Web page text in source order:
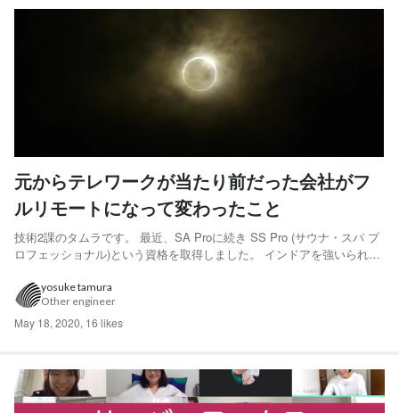
元からテレワークが当たり前だった会社がフ
ルリモートになって変わったこと
技術2課のタムラです。 最近、SA Proに続き SS Pro (サウナ・スパ プ
ロフェッショナル)という資格を取得しました。 インドアを強いられる
取り組まなかったであろう趣味の追求もいいかもしれません。 はじめ
に 現在、COVID-19(新型コロナウ...
yosuke tamura
Other engineer
May 18, 2020, 16 likes